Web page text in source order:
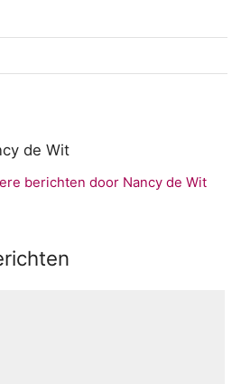
de Wit
berichten door Nancy de Wit